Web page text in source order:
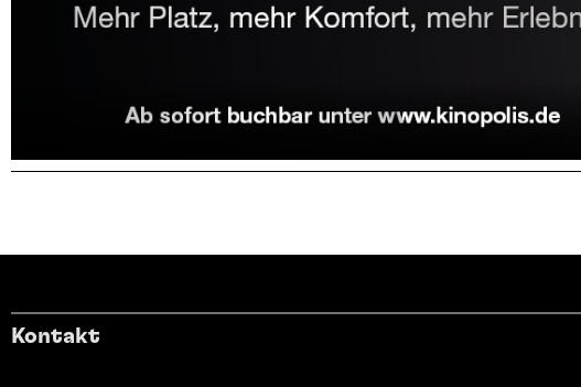
Kontakt